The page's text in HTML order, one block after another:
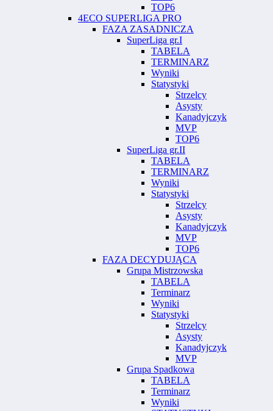
TOP6
4ECO SUPERLIGA PRO
FAZA ZASADNICZA
SuperLiga gr.I
TABELA
TERMINARZ
Wyniki
Statystyki
Strzelcy
Asysty
Kanadyjczyk
MVP
TOP6
SuperLiga gr.II
TABELA
TERMINARZ
Wyniki
Statystyki
Strzelcy
Asysty
Kanadyjczyk
MVP
TOP6
FAZA DECYDUJĄCA
Grupa Mistrzowska
TABELA
Terminarz
Wyniki
Statystyki
Strzelcy
Asysty
Kanadyjczyk
MVP
Grupa Spadkowa
TABELA
Terminarz
Wyniki